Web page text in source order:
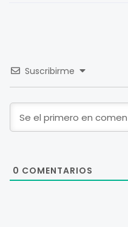
Suscribirme
0 COMENTARIOS